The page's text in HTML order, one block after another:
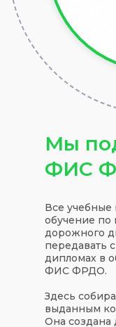
Все
обучение по
дорожного
передавать
дипломах в
ФИС ФРДО.
Здесь
выданным
Она создана
Мы
ФИС